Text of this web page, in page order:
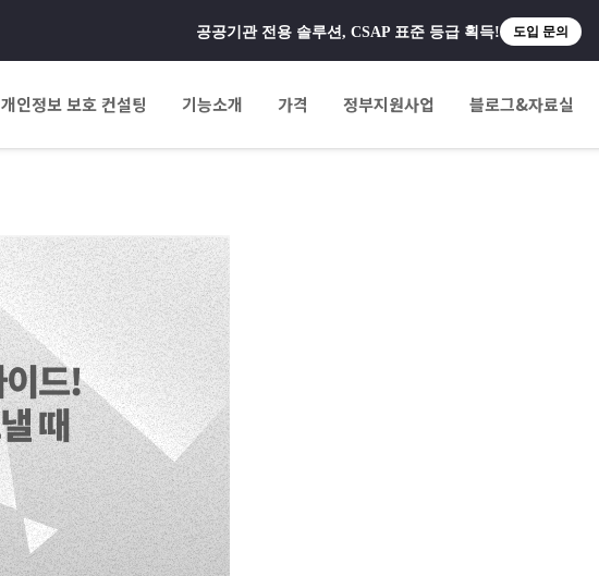
공공기관 전용 솔루션, CSAP 표준 등급 획득! 도입 문의
개인정보 보호 컨설팅 기능소개 가격 정부지원사업 블로그&자료실